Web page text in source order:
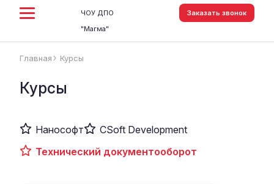
ЧОУ ДПО
"Магма"
Заказать звонок
Главная arrow_forward_ios Курсы
Курсы
Нанософт
CSoft Development
Технический документооборот